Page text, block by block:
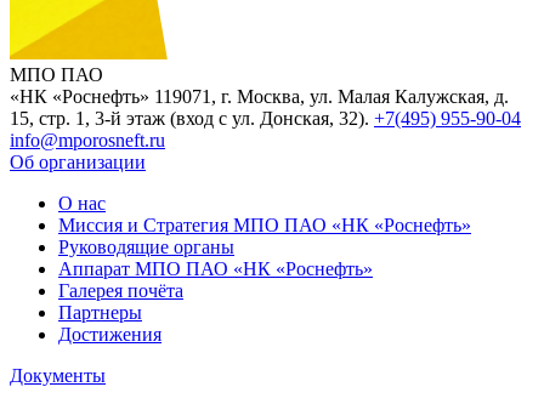
МПО ПАО
«НК «Роснефть» 119071, г. Москва, ул. Малая Калужская, д.
15, стр. 1, 3-й этаж (вход с ул. Донская, 32). +7(495) 955-90-04
info@mporosneft.ru
Об организации
О нас
Миссия и Стратегия МПО ПАО «НК «Роснефть»
Руководящие органы
Аппарат МПО ПАО «НК «Роснефть»
Галерея почёта
Партнеры
Достижения
Документы